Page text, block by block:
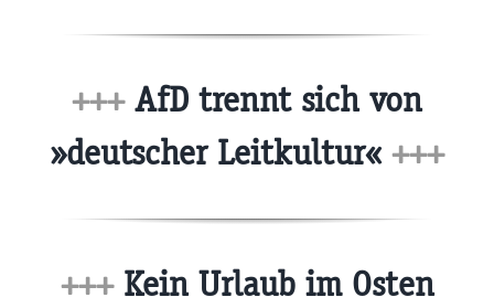
+++AfD trennt sich von
»deutscher Leitkultur« +++
+++Kein Urlaub im Osten